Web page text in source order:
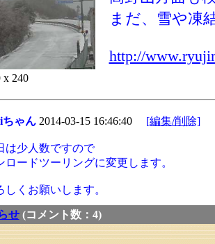
x 240
まだ、雪や凍
http://
ちゃん2014-03-15 16:46:40 [編集/削除]
は少人数ですので
ロードツーリングに変更します。
しくお願いします。
せ(コメント数：4)